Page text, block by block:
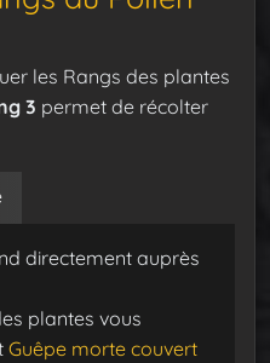
les Rangs des plantes
3 permet de récolter
directement auprès
plantes vous
Guêpe morte couvert